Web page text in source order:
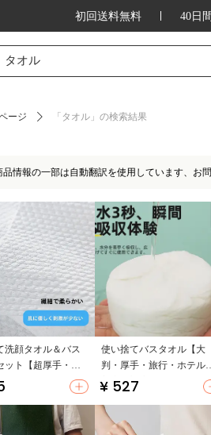
ン、家庭用品、
初回送料無料 40日
タオル
ージ 「タオル」の検索結果
品情報の一部は自動翻訳を使用しています、お
洗顔タオル＆バス
ット【超厚手・大
性抜群・個別包
使い捨てバスタオル【大
判・厚手・旅行・ホテル・
美容院対応】
¥ 527